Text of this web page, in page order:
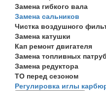
Замена гибкого вала
Замена сальников
Чистка воздушного
Замена катушки
Кап ремонт двигателя
Замена топливных
Замена редуктора
ТО перед сезоном
Регулировка иглы